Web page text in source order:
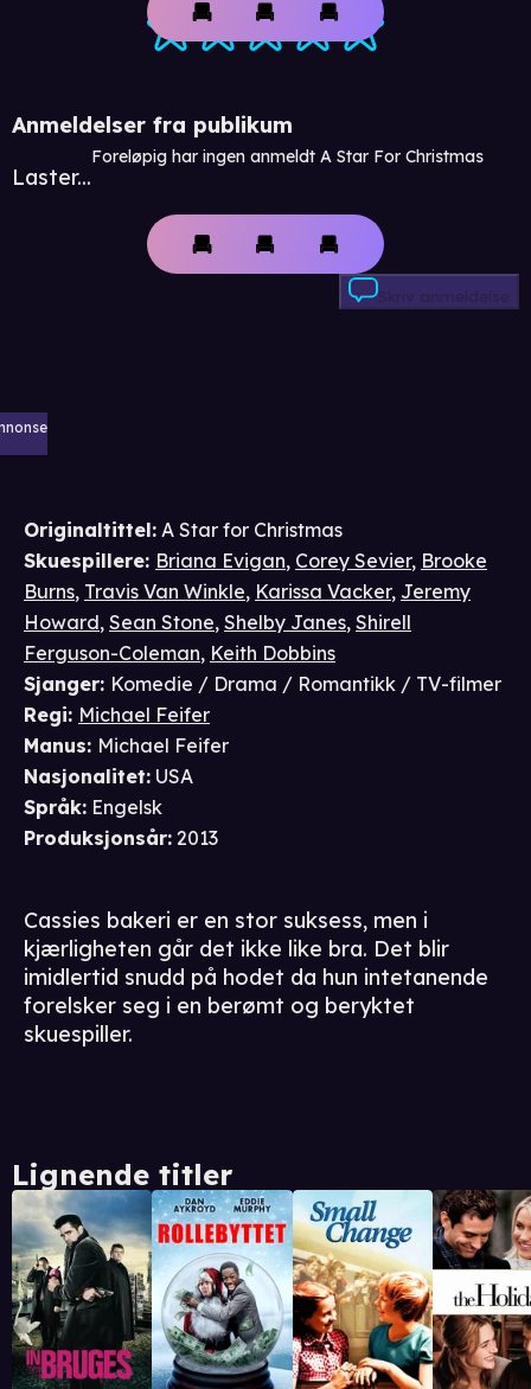
Anmeldelser fra publikum
Laster...
Foreløpig har ingen anmeldt A Star For Christmas
Skriv anmeldelse
Originaltittel: A Star for Christmas
Skuespillere: Briana Evigan, Corey Sevier, Brooke
Burns, Travis Van Winkle, Karissa Vacker, Jeremy
Howard, Sean Stone, Shelby Janes, Shirell
Ferguson-Coleman, Keith Dobbins
Sjanger: Komedie / Drama / Romantikk / TV-filmer
Regi: Michael Feifer
Manus: Michael Feifer
Nasjonalitet: USA
Språk: Engelsk
Produksjonsår: 2013
Cassies bakeri er en stor suksess, men i
kjærligheten går det ikke like bra. Det blir
imidlertid snudd på hodet da hun intetanende
forelsker seg i en berømt og beryktet
skuespiller.
Lignende titler